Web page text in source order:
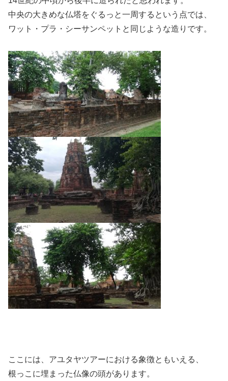
中央の大きめな仏塔をぐるっと一周するという点では、
ワット・プラ・シーサンペットと同じような造りです。
ここには、アユタヤツアーにおける象徴ともいえる、
根っこに埋まった仏像の頭があります。